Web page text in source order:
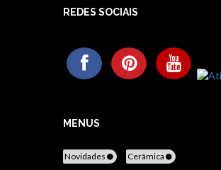
REDES SOCIAIS
MENUS
Novidades Cerâmica